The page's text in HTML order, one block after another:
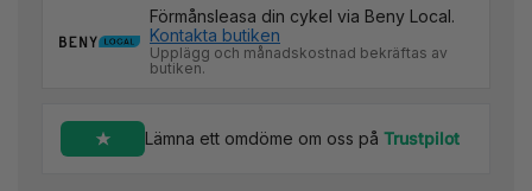
Förmånsleasa din cykel via Beny Local.
Kontakta butiken
Upplägg och månadskostnad bekräftas av
butiken.
Lämna ett omdöme om oss på Trustpilot